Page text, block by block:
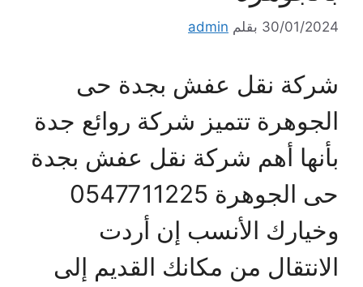
30/01/2024 بقلم admin
شركة نقل عفش بجدة حى
الجوهرة تتميز شركة روائع جدة
بأنها أهم شركة نقل عفش بجدة
حى الجوهرة 0547711225
وخيارك الأنسب إن أردت
الانتقال من مكانك القديم إلى